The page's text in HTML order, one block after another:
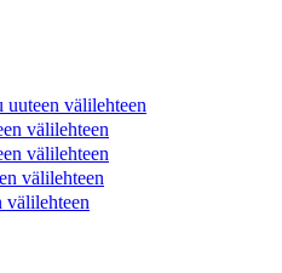
uuteen välilehteen
välilehteen
välilehteen
välilehteen
välilehteen